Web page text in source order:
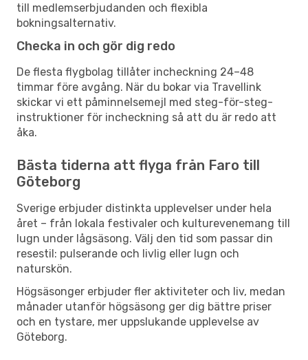
till medlemserbjudanden och flexibla
bokningsalternativ.
Checka in och gör dig redo
De flesta flygbolag tillåter incheckning 24–48
timmar före avgång. När du bokar via Travellink
skickar vi ett påminnelsemejl med steg-för-steg-
instruktioner för incheckning så att du är redo att
åka.
Bästa tiderna att flyga från Faro till
Göteborg
Sverige erbjuder distinkta upplevelser under hela
året – från lokala festivaler och kulturevenemang till
lugn under lågsäsong. Välj den tid som passar din
resestil: pulserande och livlig eller lugn och
naturskön.
Högsäsonger erbjuder fler aktiviteter och liv, medan
månader utanför högsäsong ger dig bättre priser
och en tystare, mer uppslukande upplevelse av
Göteborg.